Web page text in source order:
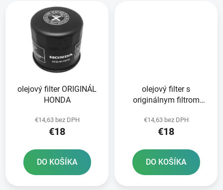
olejový filter ORIGINÁL
HONDA
€14,63 bez DPH
€18
DO KOŠÍKA
olejový filter s
originálnym filtrom
€14,63 bez DPH
€18
DO KOŠÍKA